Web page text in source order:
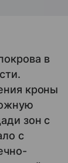
в
кроны
зон с
с